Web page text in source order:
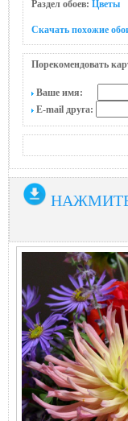
Раздел обоев: Цветы
Скачать похожие
Порекомендовать
Ваше имя:
E-mail друга: